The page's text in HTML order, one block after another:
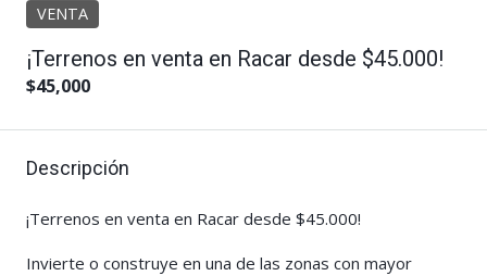
VENTA
¡Terrenos en venta en Racar desde $45.000!
$45,000
Descripción
¡Terrenos en venta en Racar desde $45.000!
Invierte o construye en una de las zonas con mayor